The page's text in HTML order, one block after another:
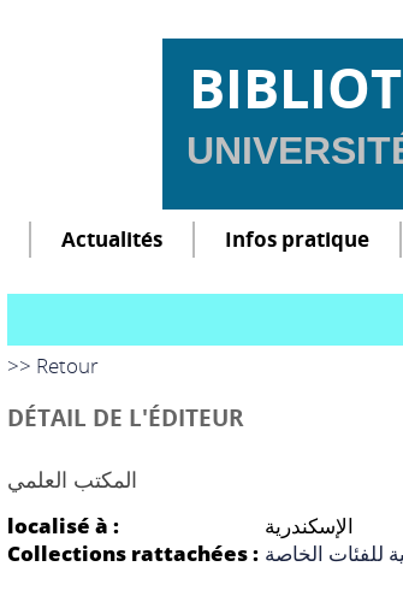
Actualités Infos pratique
>> Retour
DÉTAIL DE L'ÉDITEUR
المكتب العلمي
localisé à :
الإسكندرية
Collections rattachées : للفئات الخاصة